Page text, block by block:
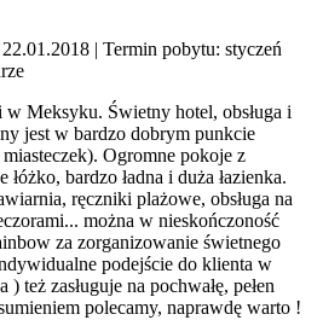
| Termin pobytu: styczeń
Meksyku. Świetny hotel, obsługa i
jest w bardzo dobrym punkcie
Ogromne pokoje z
bardzo ładna i duża łazienka.
ręczniki plażowe, obsługa na
można w nieskończoność
za zorganizowanie świetnego
podejście do klienta w
też zasługuje na pochwałę, pełen
polecamy, naprawdę warto !